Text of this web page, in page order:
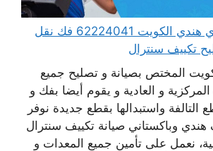
فني تكييف مركزي هندي الكويت 62224041 فك نقل
تكييف سنترال
المختص بصيانة و تصليح جميع
و العادية و يقوم أيضا بفك و
واستبدالها بقطع جديدة نوفر
وباكستاني صيانة تكييف سنترال
نعمل على تأمين جميع المعدات و